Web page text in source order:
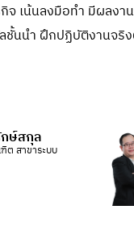
เน้นลงมือทำ มีผลงา
นนำ ฝึกปฏิบัติงานจริ
ษ์สกุล
ต สาขาระบบ